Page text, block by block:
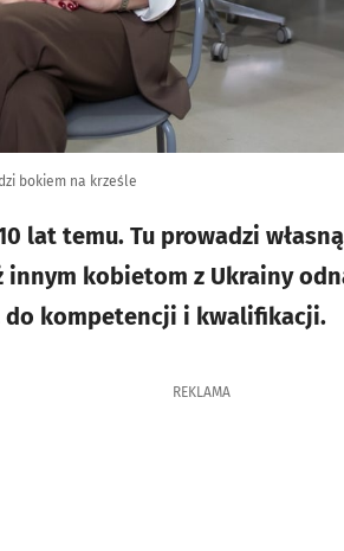
bokiem na krześle
lat temu. Tu prowadzi
innym kobietom z Ukrainy
do kompetencji i kwalifikacji.
REKLAMA